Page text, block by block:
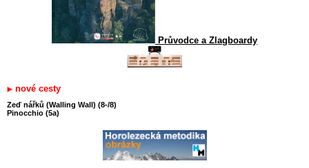
Průvodce a Zlagboardy
nové cesty
Zeď nářků (Walling Wall) (8-/8)
Pinocchio (5a)